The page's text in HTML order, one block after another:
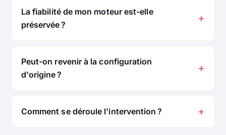
La fiabilité de mon moteur est-elle
préservée ?
Peut-on revenir à la configuration
d'origine ?
Comment se déroule l'intervention ?